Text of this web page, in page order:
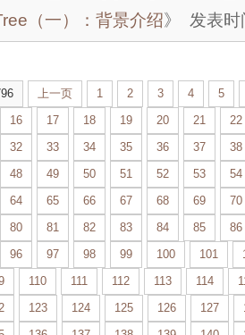
（一）：背景介绍》 发表
上一页 1 2 3 4
5
16 17 18 19 20 21
22
32 33 34 35 36 37
38
48 49 50 51 52 53
54
64 65 66 67 68 69
70
80 81 82 83 84 85
86
96 97 98 99 100 101
110 111 112 113 114
123 124 125 126 127